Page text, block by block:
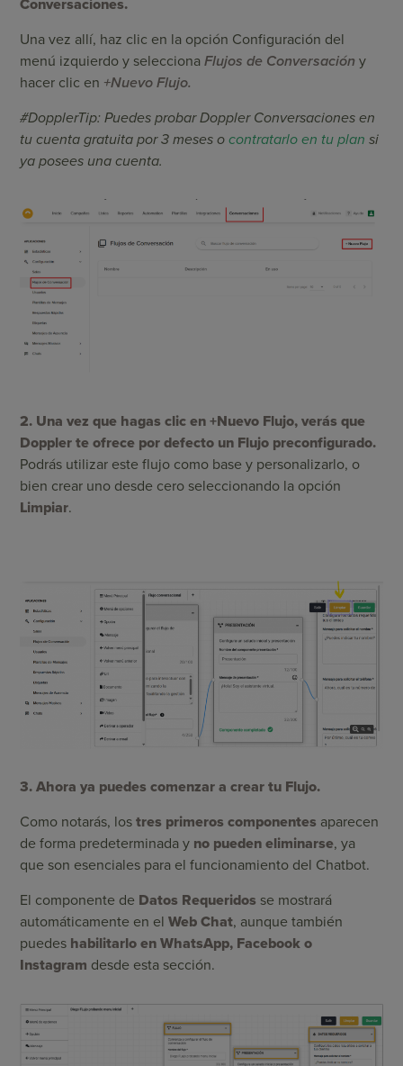
Conversaciones.
Una vez allí, haz clic en la opción Configuración del
menú izquierdo y seleccionaFlujos de Conversacióny
hacer clic en +Nuevo Flujo.
#DopplerTip: Puedes probar Doppler Conversaciones en
tu cuenta gratuita por 3 meses ocontratarlo en tu plan si
ya posees una cuenta.
2. Una vez que hagas clic en +Nuevo Flujo, verás que
Doppler te ofrece por defecto un Flujo preconfigurado.
Podrás utilizar este flujo como base y personalizarlo, o
bien crear uno desde cero seleccionando la opción
Limpiar.
3. Ahora ya puedes comenzar a crear tu Flujo.
Como notarás, lostres primeros componentes aparecen
de forma predeterminada y no pueden eliminarse, ya
que son esenciales para el funcionamiento del Chatbot.
El componente de Datos Requeridos se mostrará
automáticamente en elWeb Chat, aunque también
puedes habilitarlo en WhatsApp, Facebook o
Instagram desde esta sección.